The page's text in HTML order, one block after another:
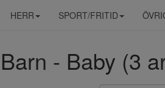
HERR SPORT/FRITID
Barn - Baby (3